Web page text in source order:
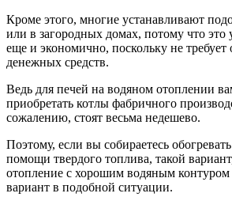
Кроме этого, многие устанавливают
или в загородных домах, потому что это
еще и экономично, поскольку не
денежных средств.
Ведь для печей на водяном отоплении
приобретать котлы фабричного
сожалению, стоят весьма недешево.
Поэтому, если вы собираетесь
помощи твердого топлива, такой
отопление с хорошим водяным
вариант в подобной ситуации.